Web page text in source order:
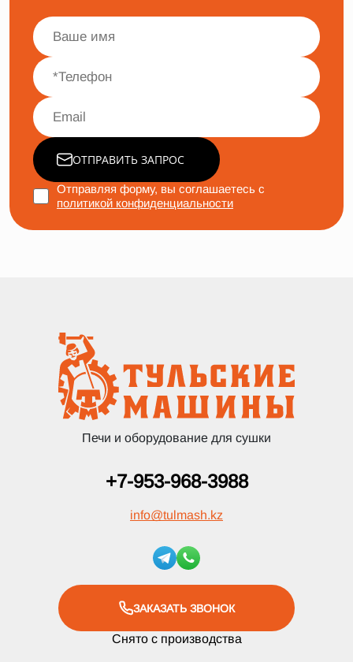
ОТПРАВИТЬ ЗАПРОС
Отправляя форму, вы соглашаетесь с
политикой конфиденциальности
Печи и оборудование для сушки
+7-953-968-3988
info@tulmash.kz
ЗАКАЗАТЬ ЗВОНОК
Снято с производства